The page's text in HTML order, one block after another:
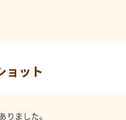
ョット
りました。